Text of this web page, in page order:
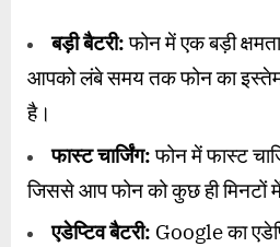
बड़ी बैटरी:फोन में एक बड़ी
आपको लंबे समय तक फोन का
है।
फास्ट चार्जिंग:फोन में फास्ट
जिससे आप फोन को कुछ ही मिनटों
एडेप्टिव बैटरी: Google का